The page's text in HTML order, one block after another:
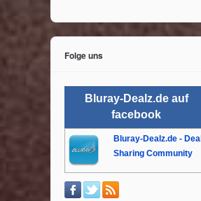
Folge uns
Bluray-Dealz.de auf
facebook
Bluray-Dealz.de - Deal
Sharing Community